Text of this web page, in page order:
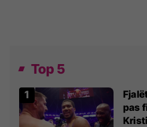
Top 5
pas